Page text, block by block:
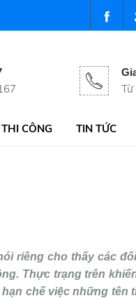
CÔNG TIN TỨC
riêng cho thấy các
Thực trạng trên
chế việc những tên